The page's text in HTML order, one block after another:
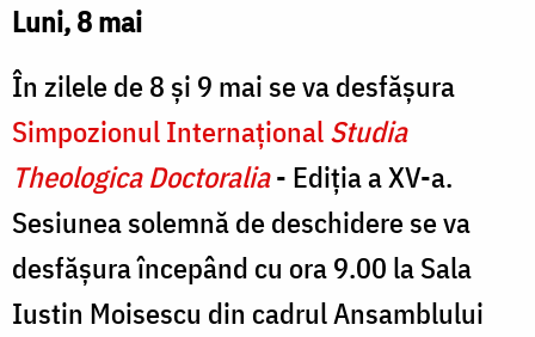
Luni, 8 mai
În zilele de 8 și 9 mai se va desfășura
Simpozionul InternaționalStudia
Theologica Doctoralia- Ediția a XV-a.
Sesiunea solemnă de deschidere se va
desfășura începând cu ora 9.00 la Sala
Iustin Moisescu din cadrul Ansamblului